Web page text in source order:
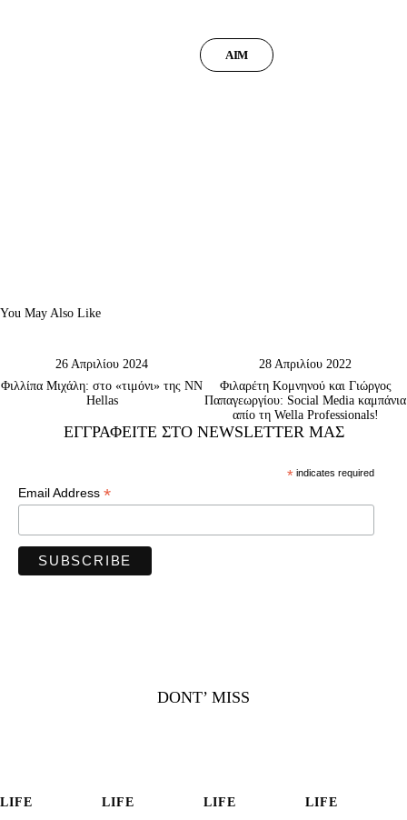
ΑΙΜ
You May Also Like
26 Απριλίου 2024
Φιλλίπα Μιχάλη: στο «τιμόνι» της ΝΝ
Hellas
28 Απριλίου 2022
Φιλαρέτη Κομνηνού και Γιώργος
Παπαγεωργίου: Social Media καμπάνια
απίο τη Wella Professionals!
ΕΓΓΡΑΦΕΊΤΕ ΣΤΟ NEWSLETTER ΜΑΣ
*indicates required
Email Address *
DONT’ MISS
LIFE LIFE LIFE LIFE